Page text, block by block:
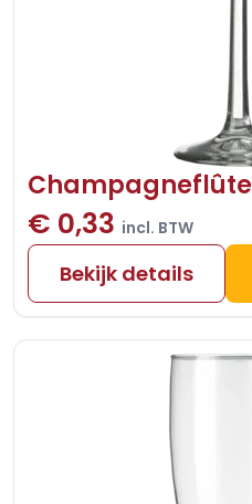
€ 0,33 incl. BTW
Bekijk details